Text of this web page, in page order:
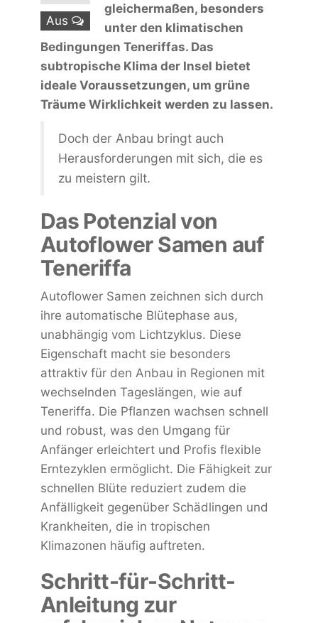
Aus
gleichermaßen, besonders
unter den klimatischen
Bedingungen Teneriffas. Das
subtropische Klima der Insel bietet
ideale Voraussetzungen, um grüne
Träume Wirklichkeit werden zu lassen.
Doch der Anbau bringt auch
Herausforderungen mit sich, die es
zu meistern gilt.
Das Potenzial von
Autoflower Samen auf
Teneriffa
Autoflower Samen zeichnen sich durch
ihre automatische Blütephase aus,
unabhängig vom Lichtzyklus. Diese
Eigenschaft macht sie besonders
attraktiv für den Anbau in Regionen mit
wechselnden Tageslängen, wie auf
Teneriffa. Die Pflanzen wachsen schnell
und robust, was den Umgang für
Anfänger erleichtert und Profis flexible
Erntezyklen ermöglicht. Die Fähigkeit zur
schnellen Blüte reduziert zudem die
Anfälligkeit gegenüber Schädlingen und
Krankheiten, die in tropischen
Klimazonen häufig auftreten.
Schritt-für-Schritt-
Anleitung zur